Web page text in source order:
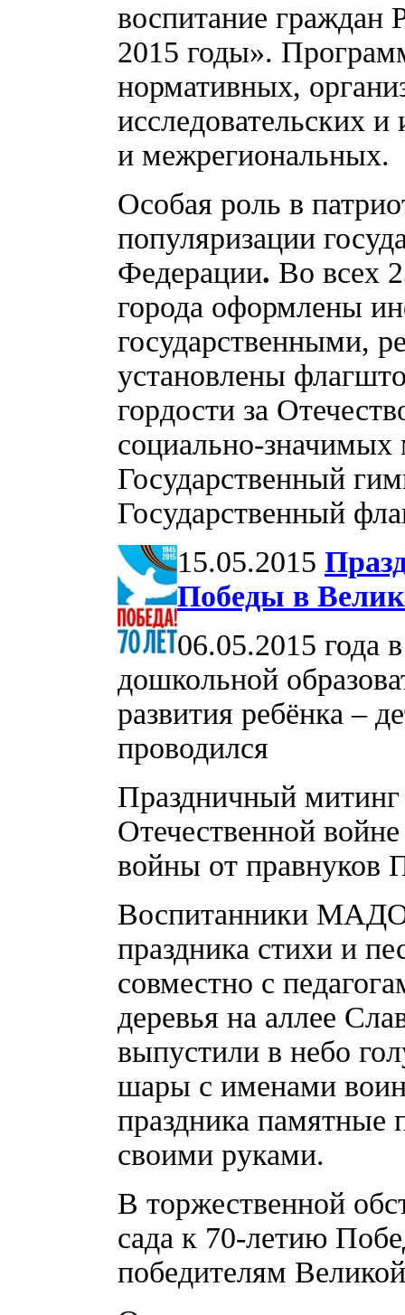
воспитание граждан
2015 годы».
нормативных,
исследовательских
и межрегиональных.
Особая роль в
популяризации
Федерации. Во всех
города оформлены
государственными,
установлены
гордости за
социально-значимых
Государственный
Государственный
15.05.2015
Победы в
06.05.2015 года
дошкольной
развития ребёнка –
проводился
Праздничный
Отечественной
войны от правнуков
Воспитанники
праздника стихи и
совместно с
деревья на аллее
выпустили в небо
шары с именами
праздника памятные
своими руками.
В торжественной
сада к 70-летию
победителям